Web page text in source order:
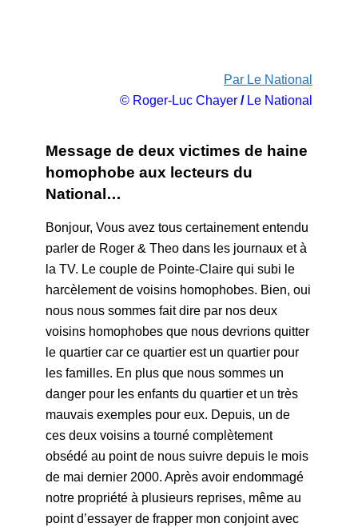
Par Le National
© Roger-Luc Chayer /Le National
Message de deux victimes de haine
homophobe aux lecteurs du
National…
Bonjour, Vous avez tous certainement entendu
parler de Roger & Theo dans les journaux et à
la TV. Le couple de Pointe-Claire qui subi le
harcèlement de voisins homophobes. Bien, oui
nous nous sommes fait dire par nos deux
voisins homophobes que nous devrions quitter
le quartier car ce quartier est un quartier pour
les familles. En plus que nous sommes un
danger pour les enfants du quartier et un très
mauvais exemples pour eux. Depuis, un de
ces deux voisins a tourné complètement
obsédé au point de nous suivre depuis le mois
de mai dernier 2000. Après avoir endommagé
notre propriété à plusieurs reprises, même au
point d’essayer de frapper mon conjoint avec